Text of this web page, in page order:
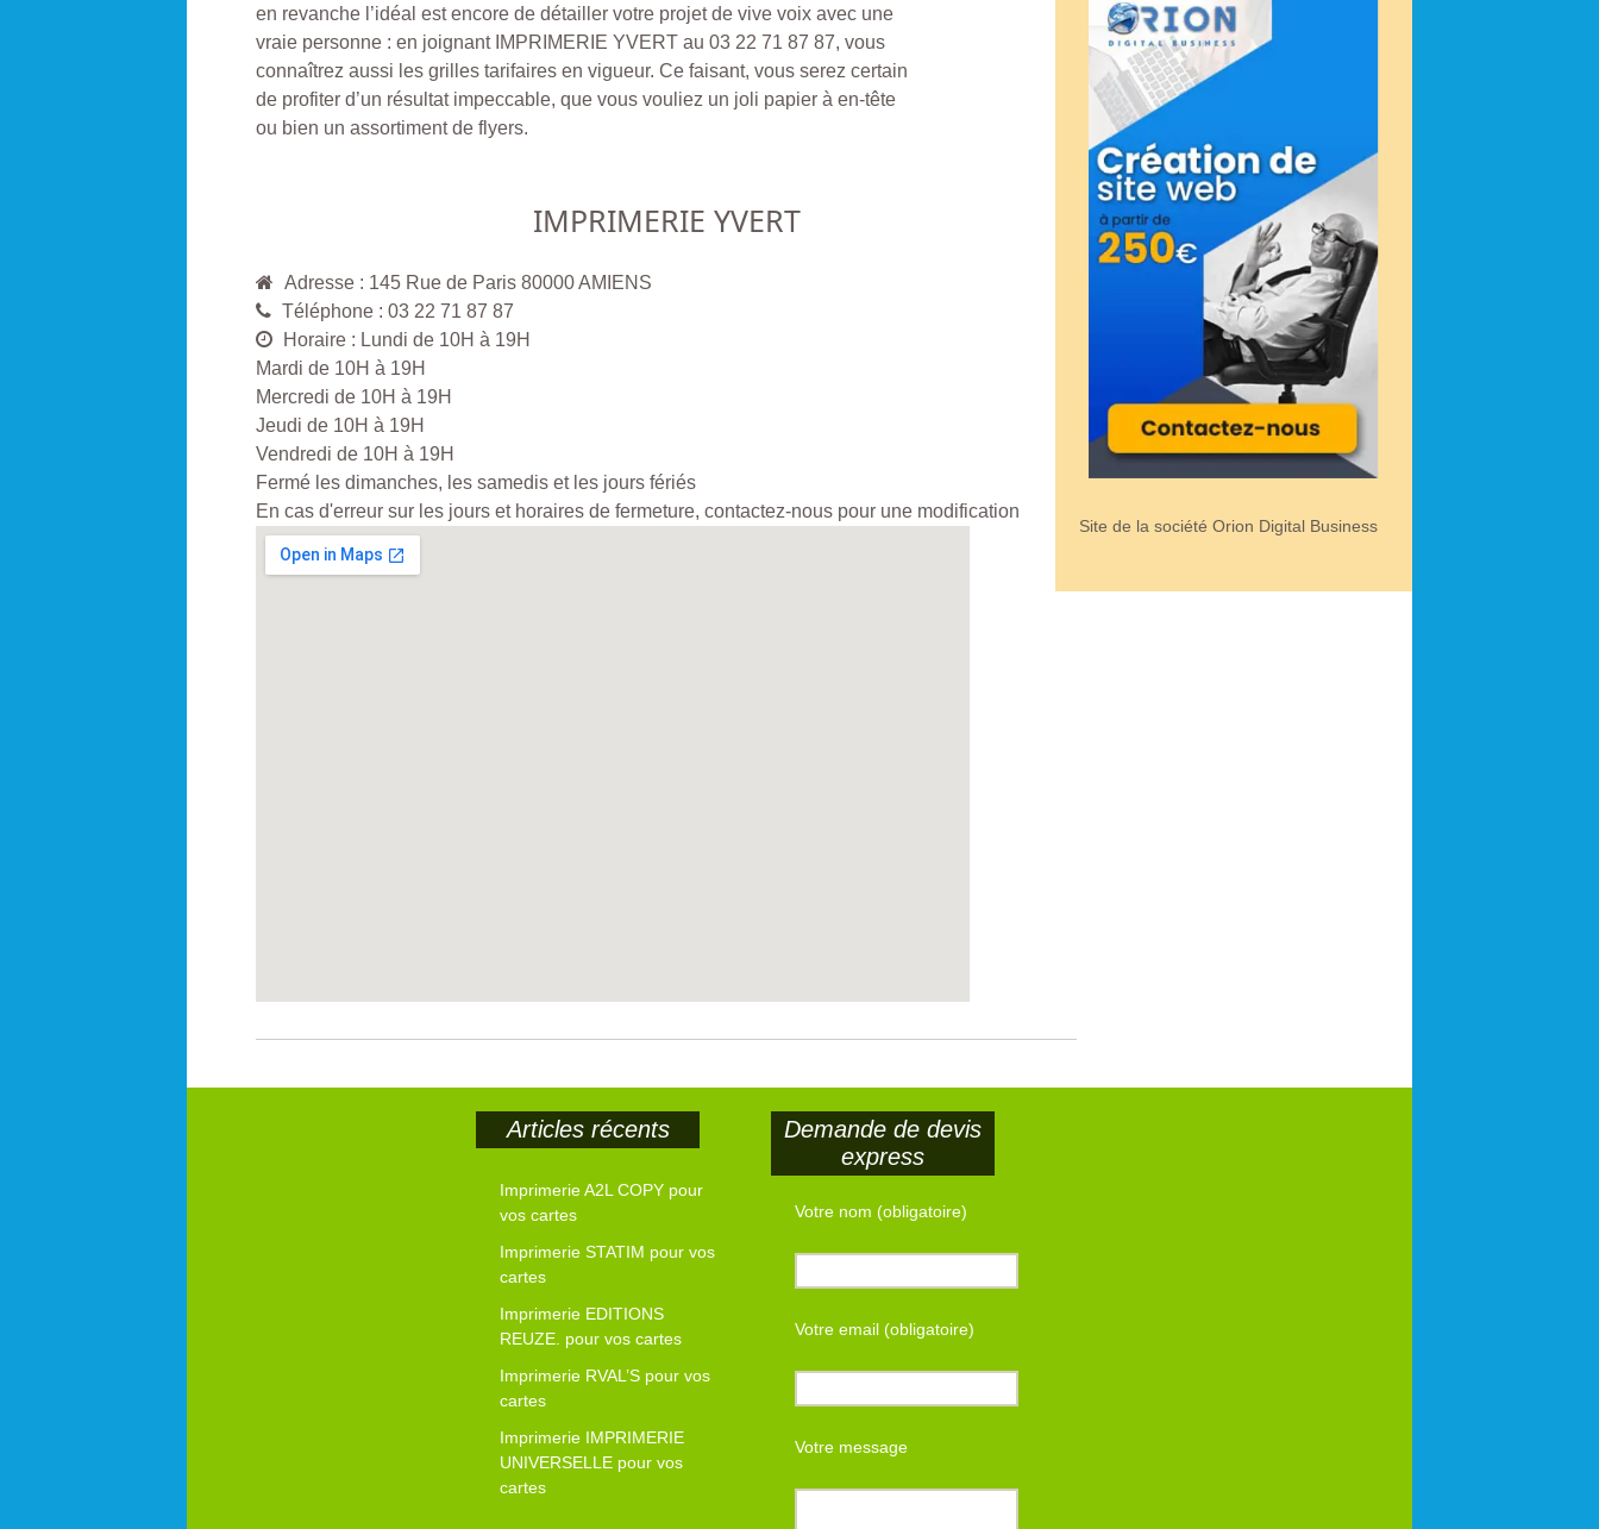
en revanche l’idéal est encore de détailler votre projet de vive voix avec une
vraie personne : en joignant IMPRIMERIE YVERT au 03 22 71 87 87, vous
connaîtrez aussi les grilles tarifaires en vigueur. Ce faisant, vous serez certain
de profiter d’un résultat impeccable, que vous vouliez un joli papier à en-tête
ou bien un assortiment de flyers.
IMPRIMERIE YVERT
Adresse : 145 Rue de Paris 80000 AMIENS
Téléphone : 03 22 71 87 87
Horaire : Lundi de 10H à 19H
Mardi de 10H à 19H
Mercredi de 10H à 19H
Jeudi de 10H à 19H
Vendredi de 10H à 19H
Fermé les dimanches, les samedis et les jours fériés
En cas d'erreur sur les jours et horaires de fermeture, contactez-nous pour une modification
Site de la société Orion Digital Business
Articles récents
Imprimerie A2L COPY pour
vos cartes
Imprimerie STATIM pour vos
cartes
Imprimerie EDITIONS
REUZE. pour vos cartes
Imprimerie RVAL’S pour vos
cartes
Imprimerie IMPRIMERIE
UNIVERSELLE pour vos
cartes
Demande de devis
express
Votre nom (obligatoire)
Votre email (obligatoire)
Votre message